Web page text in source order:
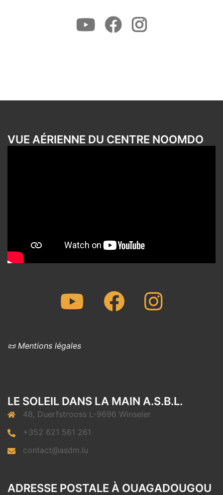
Youtube FacebookInstagram
VUE AÉRIENNE DU CENTRE NOOMDO
Youtube Facebook
📜 Mentions légales
LE SOLEIL DANS LA MAIN A.S.B.L.
48, Duerfstrooss L-9696 Winseler
+352 621 561 261
contact@asdm.lu
ADRESSE POSTALE À OUAGADOUGOU